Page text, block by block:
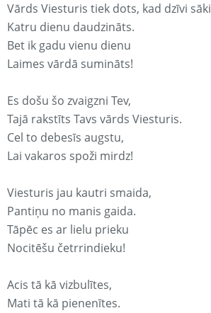
Vārds Viesturis tiek dots, kad dzīvi sāki
Katru dienu daudzināts.
Bet ik gadu vienu dienu
Laimes vārdā sumināts!
Es došu šo zvaigzni Tev,
Tajā rakstīts Tavs vārds Viesturis.
Cel to debesīs augstu,
Lai vakaros spoži mirdz!
Viesturis jau kautri smaida,
Pantiņu no manis gaida.
Tāpēc es ar lielu prieku
Nocitēšu četrrindieku!
Acis tā kā vizbulītes,
Mati tā kā pienenītes.